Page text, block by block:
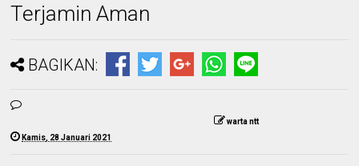
Terjamin Aman
BAGIKAN:
warta ntt
Kamis, 28 Januari 2021